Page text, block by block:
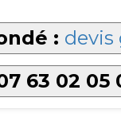
: devis
63 02 05